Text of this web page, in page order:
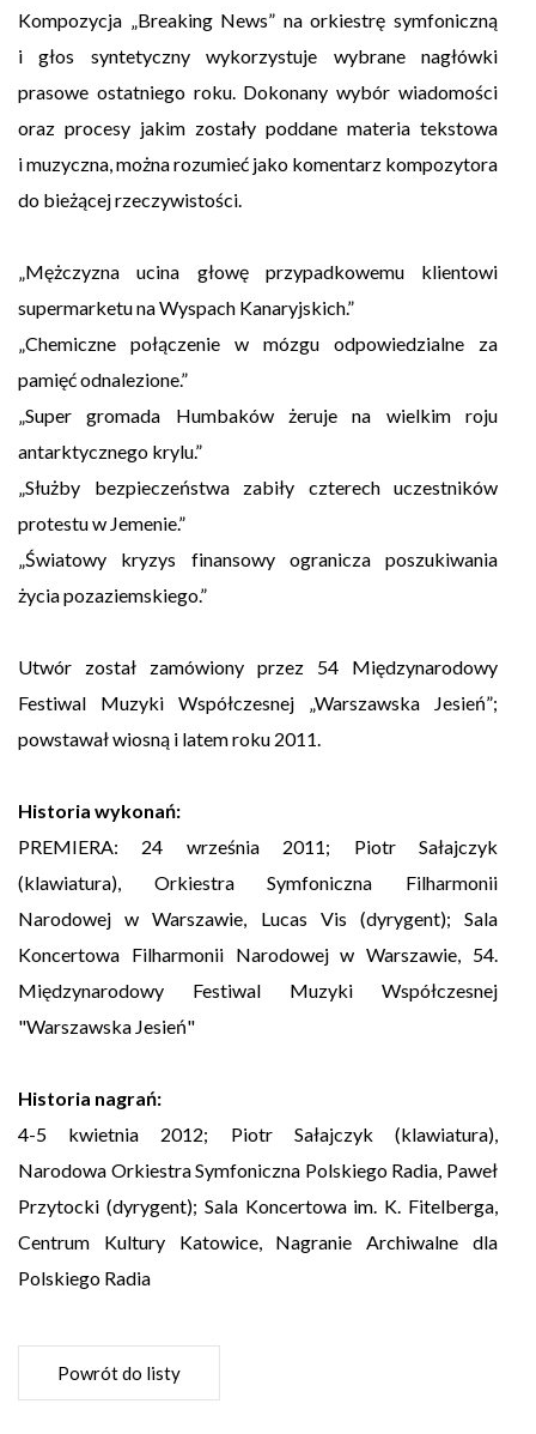
Kompozycja „Breaking News” na orkiestrę symfoniczną
i głos syntetyczny wykorzystuje wybrane nagłówki
prasowe ostatniego roku. Dokonany wybór wiadomości
oraz procesy jakim zostały poddane materia tekstowa
i muzyczna, można rozumieć jako komentarz kompozytora
do bieżącej rzeczywistości.
„Mężczyzna ucina głowę przypadkowemu klientowi
supermarketu na Wyspach Kanaryjskich.”
„Chemiczne połączenie w mózgu odpowiedzialne za
pamięć odnalezione.”
„Super gromada Humbaków żeruje na wielkim roju
antarktycznego krylu.”
„Służby bezpieczeństwa zabiły czterech uczestników
protestu w Jemenie.”
„Światowy kryzys finansowy ogranicza poszukiwania
życia pozaziemskiego.”
Utwór został zamówiony przez 54 Międzynarodowy
Festiwal Muzyki Współczesnej „Warszawska Jesień”;
powstawał wiosną i latem roku 2011.
Historia wykonań:
PREMIERA: 24 września 2011; Piotr Sałajczyk
(klawiatura), Orkiestra Symfoniczna Filharmonii
Narodowej w Warszawie, Lucas Vis (dyrygent); Sala
Koncertowa Filharmonii Narodowej w Warszawie, 54.
Międzynarodowy Festiwal Muzyki Współczesnej
"Warszawska Jesień"
Historia nagrań:
4-5 kwietnia 2012; Piotr Sałajczyk (klawiatura),
Narodowa Orkiestra Symfoniczna Polskiego Radia, Paweł
Przytocki (dyrygent); Sala Koncertowa im. K. Fitelberga,
Centrum Kultury Katowice, Nagranie Archiwalne dla
Polskiego Radia
Powrót do listy